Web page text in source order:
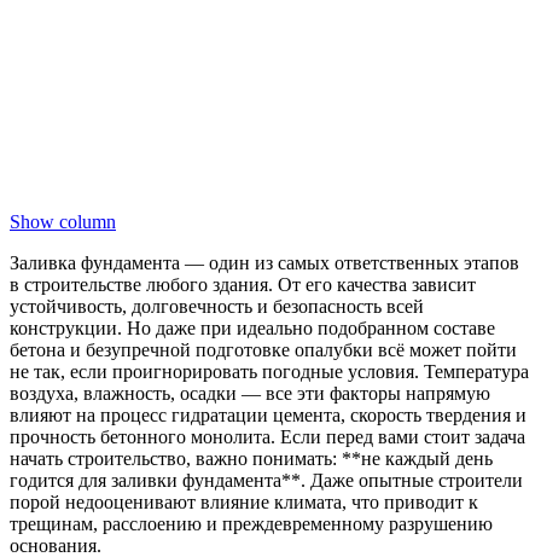
Show column
Заливка фундамента — один из самых ответственных этапов
в строительстве любого здания. От его качества зависит
устойчивость, долговечность и безопасность всей
конструкции. Но даже при идеально подобранном составе
бетона и безупречной подготовке опалубки всё может пойти
не так, если проигнорировать погодные условия. Температура
воздуха, влажность, осадки — все эти факторы напрямую
влияют на процесс гидратации цемента, скорость твердения и
прочность бетонного монолита. Если перед вами стоит задача
начать строительство, важно понимать: **не каждый день
годится для заливки фундамента**. Даже опытные строители
порой недооценивают влияние климата, что приводит к
трещинам, расслоению и преждевременному разрушению
основания.